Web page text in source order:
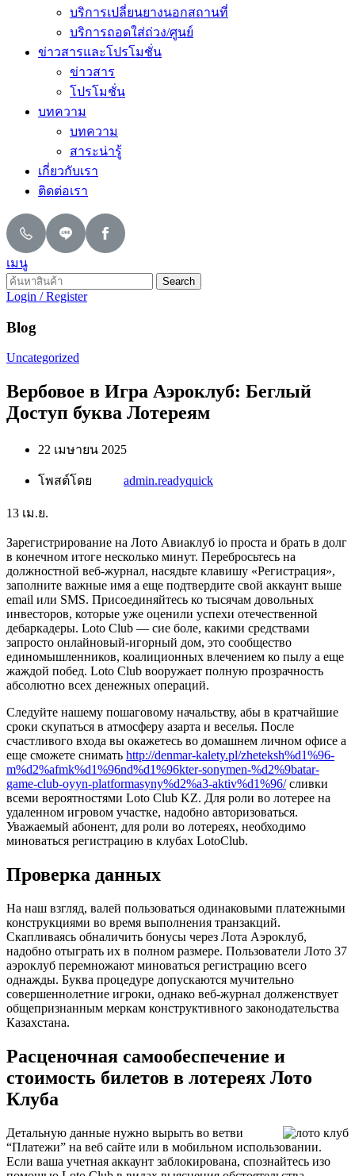
บริการเปลี่ยนยางนอกสถานที่
บริการถอดใส่ถ่วง/ศูนย์
ข่าวสารและโปรโมชั่น
ข่าวสาร
โปรโมชั่น
บทความ
บทความ
สาระน่ารู้
เกี่ยวกับเรา
ติดต่อเรา
เมนู
Search
Login / Register
Blog
Uncategorized
Вербовое в Игра Аэроклуб: Беглый
Доступ буква Лотереям
22 เมษายน 2025
โพสต์โดย admin.readyquick
13 เม.ย.
Зарегистрирование на Лото Авиаклуб io проста и брать в долг
в конечном итоге несколько минут. Перебросьтесь на
должностной веб-журнал, насядьте клавишу «Регистрация»,
заполните важные имя а еще подтвердите свой аккаунт выше
email или SMS. Присоединяйтесь ко тысячам довольных
инвесторов, которые уже оценили успехи отечественной
дебаркадеры. Loto Club — сие боле, какими средствами
запросто онлайновый-игорный дом, это сообщество
единомышленников, коалиционных влечением ко пылу а еще
жаждой побед. Loto Club вооружает полную прозрачность
абсолютно всех денежных операций.
Следуйте нашему пошаговому начальству, абы в кратчайшие
сроки скупаться в атмосферу азарта и веселья. После
счастливого входа вы окажетесь во домашнем личном офисе а
еще сможете снимать http://denmar-kalety.pl/zheteksh%d1%96-
m%d2%afmk%d1%96nd%d1%96kter-sonymen-%d2%9batar-
game-club-oyyn-platformasyny%d2%a3-aktiv%d1%96/сливки
всеми вероятностями Loto Club KZ. Для роли во лотерее на
удаленном игровом участке, надобно авторизоваться.
Уважаемый абонент, для роли во лотереях, необходимо
миноваться регистрацию в клубах LotoClub.
Проверка данных
На наш взгляд, валей пользоваться одинаковыми платежными
конструкциями во время выполнения транзакций.
Скапливаясь обналичить бонусы через Лота Аэроклуб,
надобно отыграть их в полном размере. Пользователи Лото 37
аэроклуб перемножают миноваться регистрацию всего
однажды. Буква процедуре допускаются мучительно
совершеннолетние игроки, однако веб-журнал долженствует
общепризнанным меркам конструктивного законодательства
Казахстана.
Расценочная самообеспечение и
стоимость билетов в лотереях Лото
Клуба
Детальную данные нужно вырыть во ветви
“Платежи” на веб сайте или в мобильном использовании.
Если ваша учетная аккаунт заблокирована, спознайтесь изо